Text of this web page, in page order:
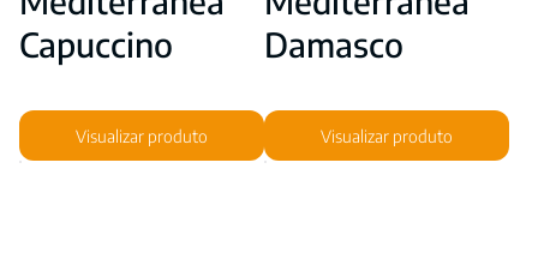
Capuccino
Visualizar produto
Damasco
Visualizar produto